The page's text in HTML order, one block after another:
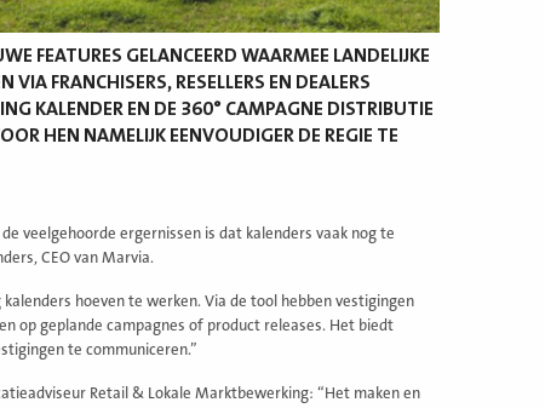
FEATURES GELANCEERD WAARMEE LANDELIJKE
FRANCHISERS, RESELLERS EN DEALERS
KALENDER EN DE 360° CAMPAGNE DISTRIBUTIE
HEN NAMELIJK EENVOUDIGER DE REGIE TE
veelgehoorde ergernissen is dat kalenders vaak nog te
CEO van Marvia.
hoeven te werken. Via de tool hebben vestigingen
op geplande campagnes of product releases. Het biedt
te communiceren.”
Retail & Lokale Marktbewerking: “Het maken en